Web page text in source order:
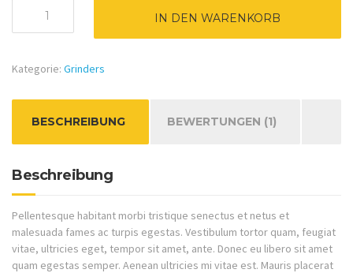
IN DEN WARENKORB
Kategorie: Grinders
BESCHREIBUNG BEWERTUNGEN (1)
Beschreibung
Pellentesque habitant morbi tristique senectus et netus et
malesuada fames ac turpis egestas. Vestibulum tortor quam, feugiat
vitae, ultricies eget, tempor sit amet, ante. Donec eu libero sit amet
quam egestas semper. Aenean ultricies mi vitae est. Mauris placerat